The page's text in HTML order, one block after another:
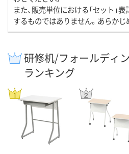
また、販売単位における「セット」
するものではありません。あらかじ
研修机/フォールディ
ランキング